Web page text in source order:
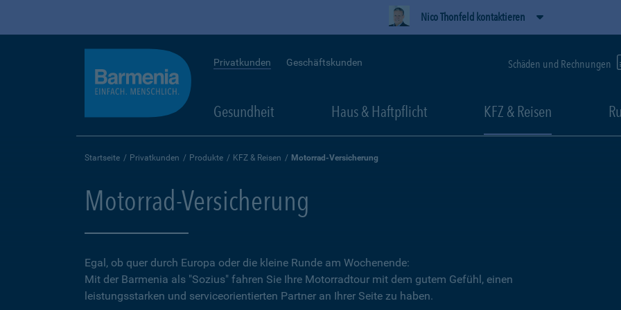
Nico Thonfeld kontaktieren
Privatkunden Geschäftskunden Schäden und Rechnungen
Gesundheit Haus & Haftpflicht KFZ & Reisen
Startseite Privatkunden Produkte KFZ & Reisen Motorrad-Versicherung
Motorrad-Versicherung
Egal, ob quer durch Europa oder die kleine Runde am Wochenende:
Mit der Barmenia als "Sozius" fahren Sie Ihre Motorradtour mit dem gutem Gefühl, einen
leistungsstarken und serviceorientierten Partner an Ihrer Seite zu haben.